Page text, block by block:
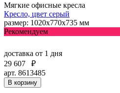
Мягкие офисные кресла
Кресло, цвет серый
размер: 1020х770х735 мм
Рекомендуем
доставка от 1 дня
29 607
₽
арт. 8613485
В корзину